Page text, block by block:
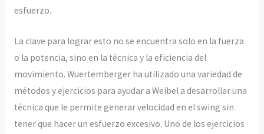
esfuerzo.
La clave para lograr esto no se encuentra solo en la fuerza
o la potencia, sino en la técnica y la eficiencia del
movimiento. Wuertemberger ha utilizado una variedad de
métodos y ejercicios para ayudar a Weibel a desarrollar una
técnica que le permite generar velocidad en el swing sin
tener que hacer un esfuerzo excesivo. Uno de los ejercicios